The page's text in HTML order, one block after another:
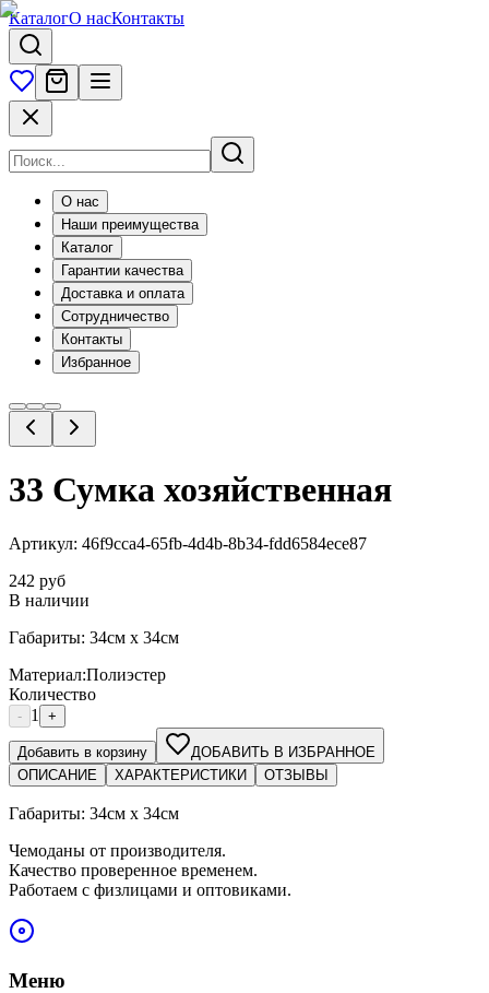
КаталогО насКонтакты
О нас
Наши преимущества
Каталог
Гарантии качества
Доставка и оплата
Сотрудничество
Контакты
Избранное
33 Сумка хозяйственная
Артикул: 46f9cca4-65fb-4d4b-8b34-fdd6584ece87
242 руб
В наличии
Габариты: 34см х 34см
Материал:Полиэстер
Количество
- 1 +
Добавить в корзину
ДОБАВИТЬ В ИЗБРАННОЕ
ОПИСАНИЕ
ХАРАКТЕРИСТИКИ ОТЗЫВЫ
Габариты: 34см х 34см
Чемоданы от производителя.
Качество проверенное временем.
Работаем с физлицами и оптовиками.
Меню